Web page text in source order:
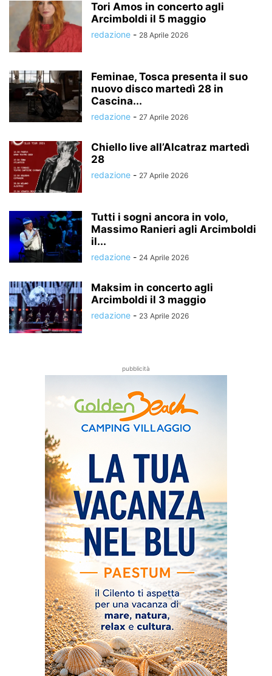
Tori Amos in concerto agli
Arcimboldi il 5 maggio
redazione - 28 Aprile 2026
Feminae, Tosca presenta il suo
nuovo disco martedì 28 in
Cascina...
redazione - 27 Aprile 2026
Chiello live all’Alcatraz martedì
28
redazione - 27 Aprile 2026
Tutti i sogni ancora in volo,
Massimo Ranieri agli Arcimboldi
il...
redazione - 24 Aprile 2026
Maksim in concerto agli
Arcimboldi il 3 maggio
redazione - 23 Aprile 2026
pubblicità